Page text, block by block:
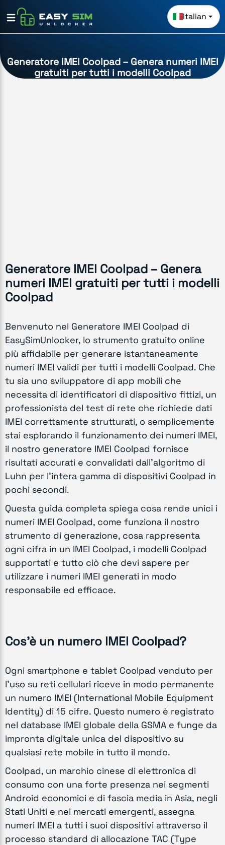
Italian
Generatore IMEI Coolpad – Genera numeri IMEI
gratuiti per tutti i modelli Coolpad
Generatore IMEI Coolpad – Genera
numeri IMEI gratuiti per tutti i modelli
Coolpad
Benvenuto nel Generatore IMEI Coolpad di
EasySimUnlocker, lo strumento gratuito online
più affidabile per generare istantaneamente
numeri IMEI validi per tutti i modelli Coolpad. Che
tu sia uno sviluppatore di app mobili che
necessita di identificatori di dispositivo fittizi, un
professionista del test di rete che richiede dati
IMEI correttamente strutturati, o semplicemente
stai esplorando il funzionamento dei numeri IMEI,
il nostro generatore IMEI Coolpad fornisce
risultati accurati e convalidati dall'algoritmo di
Luhn per l'intera gamma di dispositivi Coolpad in
pochi secondi.
Questa guida completa spiega cosa rende unici i
numeri IMEI Coolpad, come funziona il nostro
strumento di generazione, cosa rappresenta
ogni cifra in un IMEI Coolpad, i modelli Coolpad
supportati e tutto ciò che devi sapere per
utilizzare i numeri IMEI generati in modo
responsabile ed efficace.
Cos'è un numero IMEI Coolpad?
Ogni smartphone e tablet Coolpad venduto per
l'uso su reti cellulari riceve in modo permanente
un numero IMEI (International Mobile Equipment
Identity) di 15 cifre. Questo numero è registrato
nel database IMEI globale della GSMA e funge da
impronta digitale unica del dispositivo su
qualsiasi rete mobile in tutto il mondo.
Coolpad, un marchio cinese di elettronica di
consumo con una forte presenza nei segmenti
Android economici e di fascia media in Asia, negli
Stati Uniti e nei mercati emergenti, assegna
numeri IMEI a tutti i suoi dispositivi attraverso il
processo standard di allocazione TAC (Type